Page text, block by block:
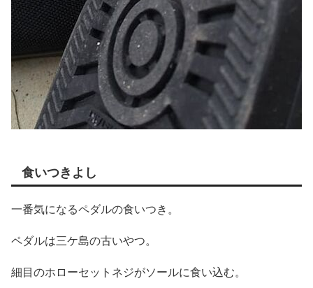
食いつきよし
一番気になるペダルの食いつき。
ペダルは三ケ島の古いやつ。
細目のホローセットネジがソールに食い込む。